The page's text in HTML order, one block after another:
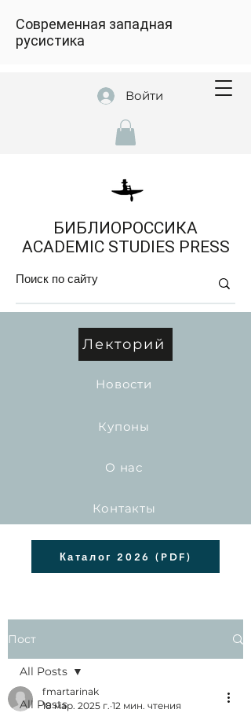
Войти
БИБЛИОРОССИКА
ACADEMIC STUDIES PRESS
Современная западная
русистика
Лекторий
Новости
Купоны
О нас
Контакты
Каталог 2026 (PDF)
Пост
All Posts
All Posts
fmartarinak
18 мар. 2025 г. 12 мин. чтения